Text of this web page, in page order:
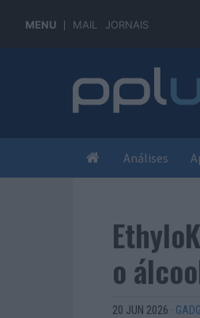
MENU MAIL JORNAIS
Análises
o
20 JUN 2026 ·